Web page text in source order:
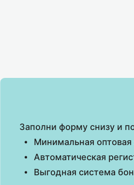
Заполни форму снизу и
Минимальная оптовая
Автоматическая
Выгодная система